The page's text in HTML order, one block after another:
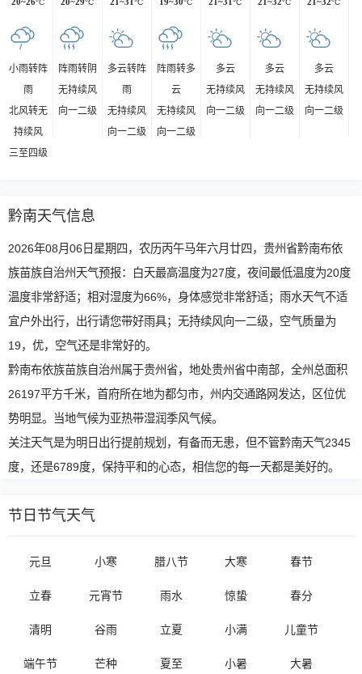
20~26°C
小雨转阵
雨
北风转无
持续风
三至四级
20~29°C
阵雨转阴
无持续风
向一二级
21~31°C
多云转阵
雨
无持续风
向一二级
19~30°C
阵雨转多
云
无持续风
向一二级
21~31°C
多云
无持续风
向一二级
21~32°C
多云
无持续风
向一二级
21~32°C
多云
无持续风
向一二级
黔南天气信息
2026年08月06日星期四，农历丙午马年六月廿四，贵州省黔南布依
族苗族自治州天气预报：白天最高温度为27度，夜间最低温度为20度
温度非常舒适；相对湿度为66%，身体感觉非常舒适；雨水天气不适
宜户外出行，出行请您带好雨具；无持续风向一二级，空气质量为
19，优，空气还是非常好的。
黔南布依族苗族自治州属于贵州省，地处贵州省中南部，全州总面积
26197平方千米，首府所在地为都匀市，州内交通路网发达，区位优
势明显。当地气候为亚热带湿润季风气候。
关注天气是为明日出行提前规划，有备而无患，但不管黔南天气2345
度，还是6789度，保持平和的心态，相信您的每一天都是美好的。
节日节气天气
元旦 小寒 腊八节 大寒 春节
立春 元宵节 雨水 惊蛰 春分
清明 谷雨 立夏 小满 儿童节
端午节 芒种 夏至 小暑 大暑